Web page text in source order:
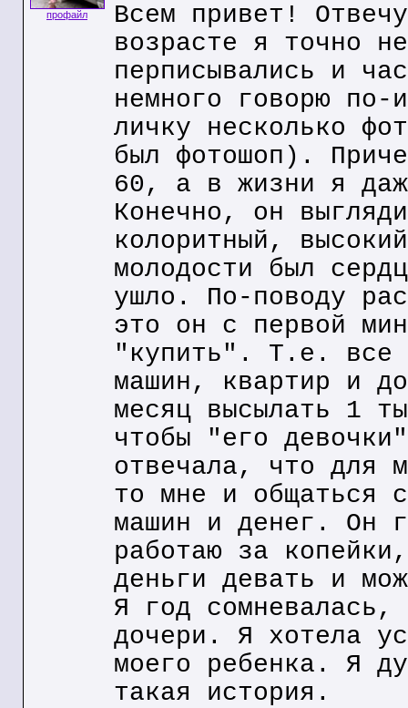
профайл
Всем привет!
возрасте я точно
перписывались и
немного говорю по-
личку несколько
был фотошоп).
60, а в жизни я
Конечно, он
колоритный,
молодости был
ушло. По-поводу
это он с первой
"купить". Т.е. все
машин, квартир и
месяц высылать 1
чтобы "его
отвечала, что для
то мне и общаться
машин и денег. Он
работаю за
деньги девать и
Я год сомневалась,
дочери. Я хотела
моего ребенка. Я
такая история.